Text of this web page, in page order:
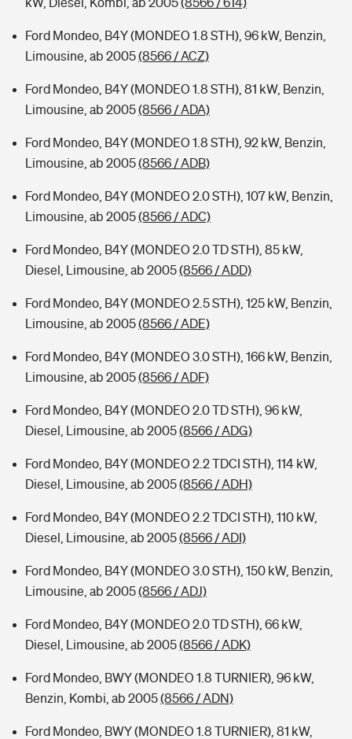
Ford Mondeo, B4Y (MONDEO 1.8 STH), 96 kW, Benzin,
Limousine, ab 2005(8566 / ACZ)
Ford Mondeo, B4Y (MONDEO 1.8 STH), 81 kW, Benzin,
Limousine, ab 2005(8566 / ADA)
Ford Mondeo, B4Y (MONDEO 1.8 STH), 92 kW, Benzin,
Limousine, ab 2005(8566 / ADB)
Ford Mondeo, B4Y (MONDEO 2.0 STH), 107 kW, Benzin,
Limousine, ab 2005(8566 / ADC)
Ford Mondeo, B4Y (MONDEO 2.0 TD STH), 85 kW,
Diesel, Limousine, ab 2005(8566 / ADD)
Ford Mondeo, B4Y (MONDEO 2.5 STH), 125 kW, Benzin,
Limousine, ab 2005(8566 / ADE)
Ford Mondeo, B4Y (MONDEO 3.0 STH), 166 kW, Benzin,
Limousine, ab 2005(8566 / ADF)
Ford Mondeo, B4Y (MONDEO 2.0 TD STH), 96 kW,
Diesel, Limousine, ab 2005(8566 / ADG)
Ford Mondeo, B4Y (MONDEO 2.2 TDCI STH), 114 kW,
Diesel, Limousine, ab 2005(8566 / ADH)
Ford Mondeo, B4Y (MONDEO 2.2 TDCI STH), 110 kW,
Diesel, Limousine, ab 2005(8566 / ADI)
Ford Mondeo, B4Y (MONDEO 3.0 STH), 150 kW, Benzin,
Limousine, ab 2005(8566 / ADJ)
Ford Mondeo, B4Y (MONDEO 2.0 TD STH), 66 kW,
Diesel, Limousine, ab 2005(8566 / ADK)
Ford Mondeo, BWY (MONDEO 1.8 TURNIER), 96 kW,
Benzin, Kombi, ab 2005(8566 / ADN)
Ford Mondeo, BWY (MONDEO 1.8 TURNIER), 81 kW,